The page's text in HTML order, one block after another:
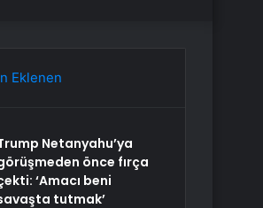
Eklenen
Netanyahu’ya
önce fırça
‘Amacı beni
tutmak’